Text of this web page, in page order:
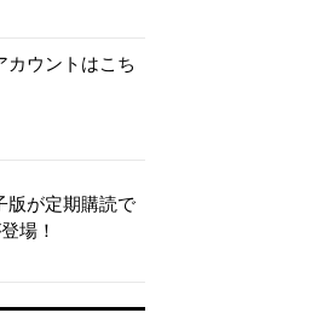
カウントはこち
版が定期購読で
場！